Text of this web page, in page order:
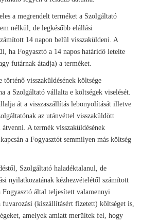
a megrendelt terméket a Szolgáltató
nélkül, de legkésőbb elállási
14 napon belül visszaküldeni. A
ha Fogyasztó a 14 napos határidő letelte
futárnak átadja) a terméket.
visszaküldésének költsége
a Szolgáltató vállalta e költségek viselését.
át a visszaszállítás lebonyolítását illetve
az utánvéttel visszaküldött
A termék visszaküldésének
a Fogyasztót semmilyen más költség
Szolgáltató haladéktalanul, de
nyilatkozatának kézhezvételétől számított
által teljesített valamennyi
fuvarozási (kiszállításért fizetett) költséget is,
amelyek amiatt merültek fel, hogy